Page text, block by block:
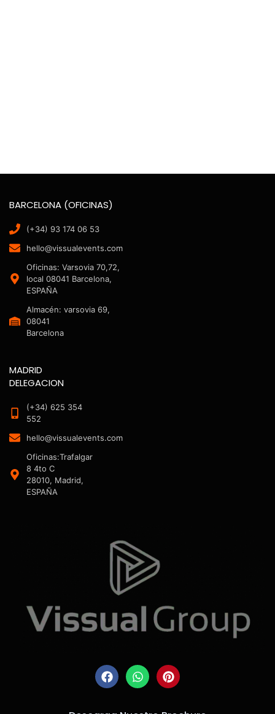
BARCELONA (OFICINAS)
(+34) 93 174 06 53
hello@vissualevents.com
Oficinas: Varsovia 70,72,
local 08041 Barcelona,
ESPAÑA
Almacén: varsovia 69,
08041
Barcelona
MADRID
DELEGACION
(+34) 625 354
552
hello@vissualevents.com
Oficinas:Trafalgar
8 4to C
28010, Madrid,
ESPAÑA